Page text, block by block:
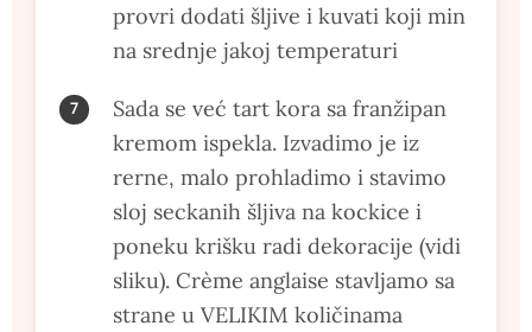
provri dodati šljive i kuvati koji min
na srednje jakoj temperaturi
Sada se već tart kora sa franžipan
kremom ispekla. Izvadimo je iz
rerne, malo prohladimo i stavimo
sloj seckanih šljiva na kockice i
poneku krišku radi dekoracije (vidi
sliku). Crème anglaise stavljamo sa
strane u VELIKIM količinama